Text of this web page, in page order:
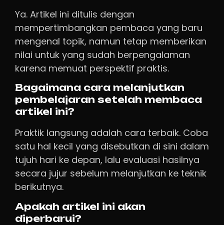
Ya. Artikel ini ditulis dengan
mempertimbangkan pembaca yang baru
mengenal topik, namun tetap memberikan
nilai untuk yang sudah berpengalaman
karena memuat perspektif praktis.
Bagaimana cara melanjutkan
pembelajaran setelah membaca
artikel ini?
Praktik langsung adalah cara terbaik. Coba
satu hal kecil yang disebutkan di sini dalam
tujuh hari ke depan, lalu evaluasi hasilnya
secara jujur sebelum melanjutkan ke teknik
berikutnya.
Apakah artikel ini akan
diperbarui?